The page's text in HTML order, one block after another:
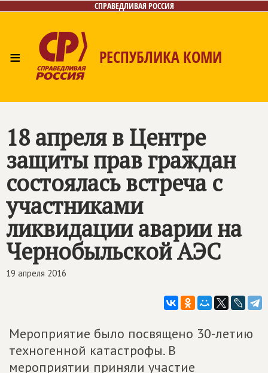
СПРАВЕДЛИВАЯ РОССИЯ
≡ РЕСПУБЛИКА КОМИ
Контакты
18 апреля в Центре
защиты прав граждан
состоялась встреча с
участниками
ликвидации аварии на
Чернобыльской АЭС
19 апреля 2016
Мероприятие было посвящено 30-летию
техногенной катастрофы. В
мероприятии приняли участие